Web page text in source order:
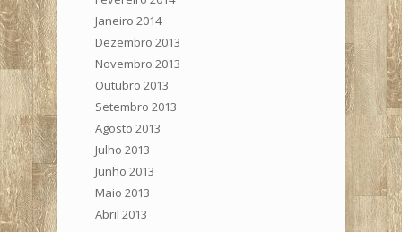
Janeiro 2014
Dezembro 2013
Novembro 2013
Outubro 2013
Setembro 2013
Agosto 2013
Julho 2013
Junho 2013
Maio 2013
Abril 2013